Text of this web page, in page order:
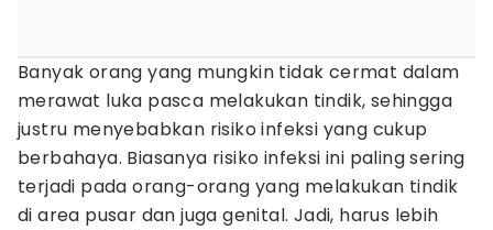
Banyak orang yang mungkin tidak cermat dalam
merawat luka pasca melakukan tindik, sehingga
justru menyebabkan risiko infeksi yang cukup
berbahaya. Biasanya risiko infeksi ini paling sering
terjadi pada orang-orang yang melakukan tindik
di area pusar dan juga genital. Jadi, harus lebih